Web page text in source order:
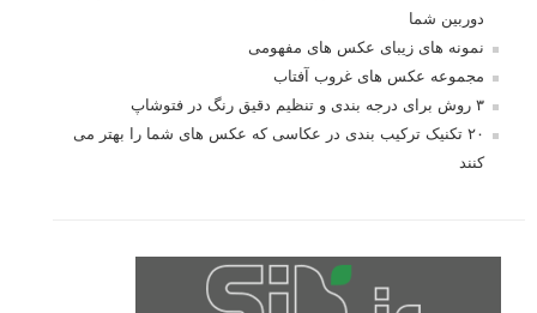
دوربین شما
نمونه های زیبای عکس های مفهومی
مجموعه عکس های غروب آفتاب
۳ روش برای درجه بندی و تنظیم دقیق رنگ در فتوشاپ
۲۰ تکنیک ترکیب بندی در عکاسی که عکس های شما را بهتر می
کنند